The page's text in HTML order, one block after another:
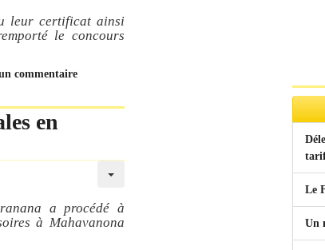
leur certificat ainsi
le concours
commentaire
en
a procédé à
à Mahavanona
Le
Un